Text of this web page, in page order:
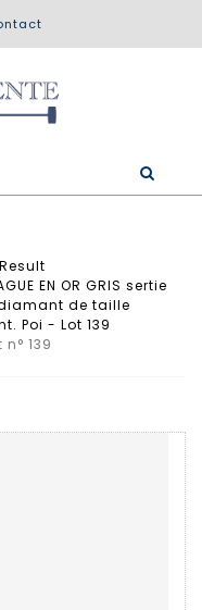
Result
EN OR GRIS sertie
de taille
Poi - Lot 139
n° 139